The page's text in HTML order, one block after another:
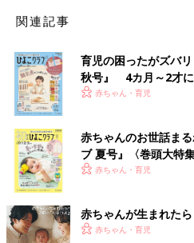
関連記事
育児の困ったがズバ
秋号』 4カ月～2才に
いっぱい！
赤ちゃん・育児
赤ちゃんのお世話ま
ブ 夏号』〈巻頭大特
く！ おっぱい・ミル
赤ちゃん・育児
赤ちゃんが生まれた
赤ちゃん・育児